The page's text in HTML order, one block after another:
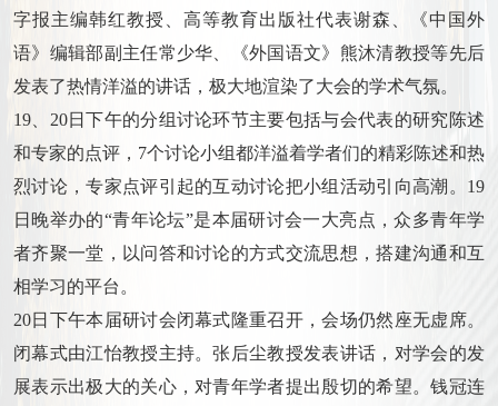
字报主编韩红教授、高等教育出版社代表谢森、《中国外
语》编辑部副主任常少华、《外国语文》熊沐清教授等先后
发表了热情洋溢的讲话，极大地渲染了大会的学术气氛。
19、20日下午的分组讨论环节主要包括与会代表的研究陈述
和专家的点评，7个讨论小组都洋溢着学者们的精彩陈述和热
烈讨论，专家点评引起的互动讨论把小组活动引向高潮。19
日晚举办的“青年论坛”是本届研讨会一大亮点，众多青年学
者齐聚一堂，以问答和讨论的方式交流思想，搭建沟通和互
相学习的平台。
20日下午本届研讨会闭幕式隆重召开，会场仍然座无虚席。
闭幕式由江怡教授主持。张后尘教授发表讲话，对学会的发
展表示出极大的关心，对青年学者提出殷切的希望。钱冠连